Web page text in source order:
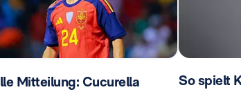
Mitteilung: Cucurella So spielt